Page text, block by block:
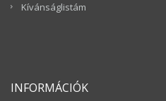
Kívánságlistám
INFORMÁCIÓK